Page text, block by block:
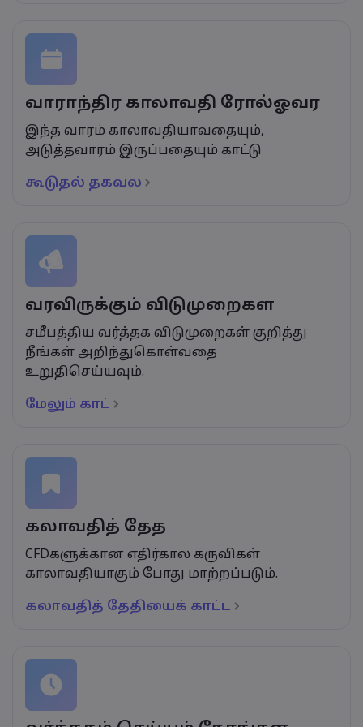
வாராந்திர காலாவதி ரோல்ஓவர
இந்த வாரம் காலாவதியாவதையும்,
அடுத்தவாரம் இருப்பதையும் காட்டு
கூடுதல் தகவல
வரவிருக்கும் விடுமுறைகள
சமீபத்திய வர்த்தக விடுமுறைகள் குறித்து
நீங்கள் அறிந்துகொள்வதை
உறுதிசெய்யவும்.
மேலும் காட்
கலாவதித் தேத
CFDகளுக்கான எதிர்கால கருவிகள்
காலாவதியாகும் போது மாற்றப்படும்.
கலாவதித் தேதியைக் காட்ட